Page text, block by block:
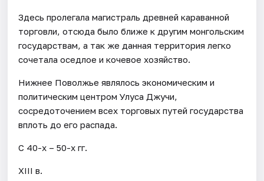
Здесь пролегала магистраль древней караванной
торговли, отсюда было ближе к другим монгольским
государствам, а так же данная территория легко
сочетала оседлое и кочевое хозяйство.
Нижнее Поволжье являлось экономическим и
политическим центром Улуса Джучи,
сосредоточением всех торговых путей государства
вплоть до его распада.
С 40-х – 50-х гг.
XIII в.